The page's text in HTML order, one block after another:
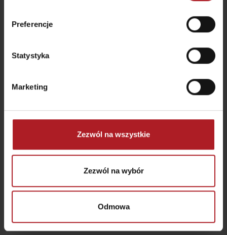
Preferencje
Statystyka
Marketing
Zezwól na wszystkie
Zezwól na wybór
Odmowa
Browar Ursus
Ružomberok - Čutkovská dolina